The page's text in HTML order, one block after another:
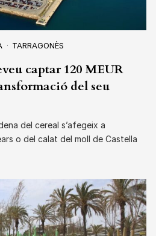
TARRAGONÈS
captar 120 MEUR
del seu
del cereal s’afegeix a
o del calat del moll de Castella